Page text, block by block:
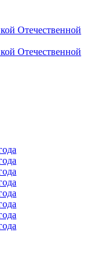
Отечественной
Отечественной